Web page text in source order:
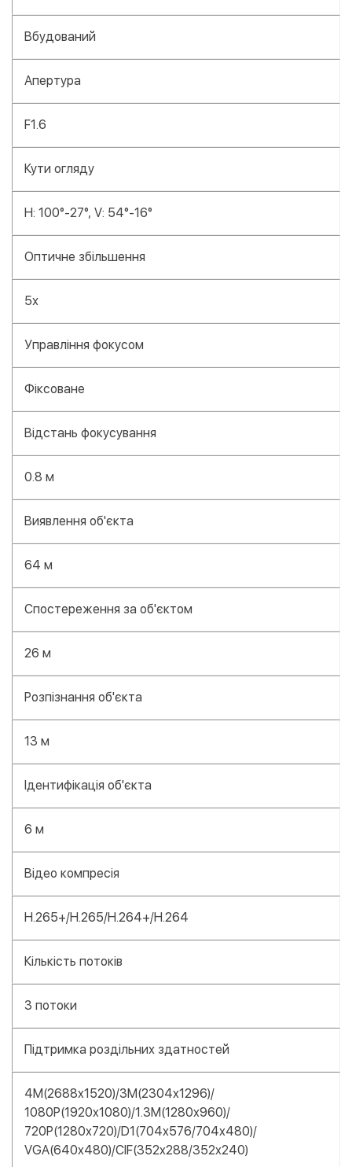
Вбудований
Апертура
F1.6
Кути огляду
H: 100°-27°, V: 54°-16°
Оптичне збільшення
5х
Управління фокусом
Фіксоване
Відстань фокусування
0.8 м
Виявлення об'єкта
64 м
Спостереження за об'єктом
26 м
Розпізнання об'єкта
13 м
Ідентифікація об'єкта
6 м
Відео компресія
H.265+/H.265/H.264+/H.264
Кількість потоків
3 потоки
Підтримка роздільних здатностей
4M(2688x1520)/3M(2304x1296)/
1080P(1920x1080)/1.3M(1280x960)/
720P(1280x720)/D1(704x576/704x480)/
VGA(640x480)/CIF(352x288/352x240)